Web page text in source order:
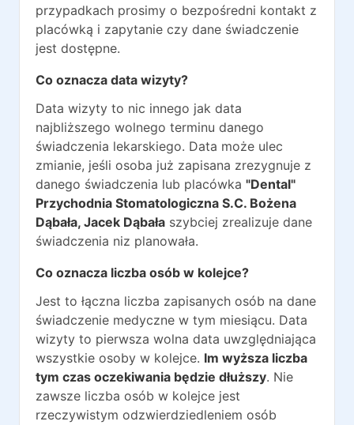
przypadkach prosimy o bezpośredni kontakt z
placówką i zapytanie czy dane świadczenie
jest dostępne.
Co oznacza data wizyty?
Data wizyty to nic innego jak data
najbliższego wolnego terminu danego
świadczenia lekarskiego. Data może ulec
zmianie, jeśli osoba już zapisana zrezygnuje z
danego świadczenia lub placówka "Dental"
Przychodnia Stomatologiczna S.C. Bożena
Dąbała, Jacek Dąbała szybciej zrealizuje dane
świadczenia niz planowała.
Co oznacza liczba osób w kolejce?
Jest to łączna liczba zapisanych osób na dane
świadczenie medyczne w tym miesiącu. Data
wizyty to pierwsza wolna data uwzględniająca
wszystkie osoby w kolejce. Im wyższa liczba
tym czas oczekiwania będzie dłuższy. Nie
zawsze liczba osób w kolejce jest
rzeczywistym odzwierdziedleniem osób